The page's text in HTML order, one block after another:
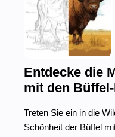
Entdecke die
mit den
Treten Sie ein in die
Schönheit der Büffel